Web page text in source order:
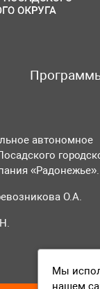
автономное
«Радонежье».
О.А.
Мы
нашем